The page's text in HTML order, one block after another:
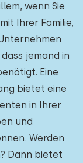
wenn Sie
Ihrer Familie,
jemand in
Eine
bietet eine
in Ihrer
und
Werden
Dann bietet